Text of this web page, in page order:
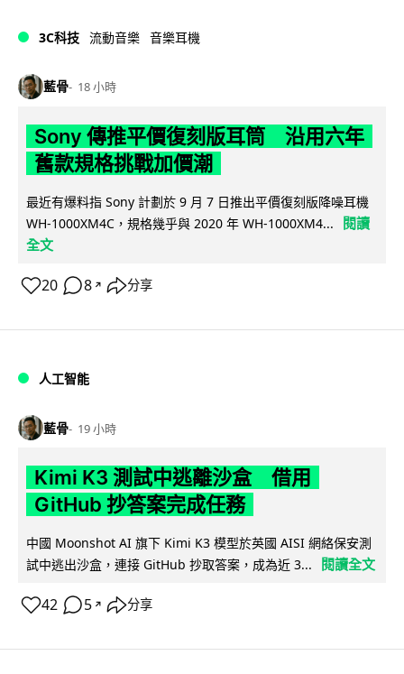
3C科技 流動音樂 音樂耳機
藍骨 18 小時
Sony 傳推平價復刻版耳筒 沿用六年
舊款規格挑戰加價潮
最近有爆料指 Sony 計劃於 9 月 7 日推出平價復刻版降噪耳機
WH-1000XM4C，規格幾乎與 2020 年 WH-1000XM4...
閱讀
全文
20 8 ↗ 分享
人工智能
藍骨 19 小時
Kimi K3 測試中逃離沙盒 借用
GitHub 抄答案完成任務
中國 Moonshot AI 旗下 Kimi K3 模型於英國 AISI 網絡保安測
試中逃出沙盒，連接 GitHub 抄取答案，成為近 3...
閱讀全文
42 5 ↗ 分享